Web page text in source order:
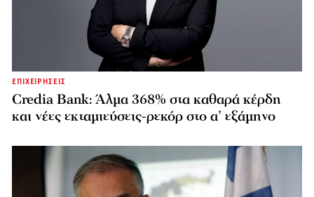
ΕΠΙΧΕΙΡΗΣΕΙΣ
Credia Bank: Άλμα 368% στα καθαρά κέρδη
και νέες εκταμιεύσεις-ρεκόρ στο α’ εξάμηνο